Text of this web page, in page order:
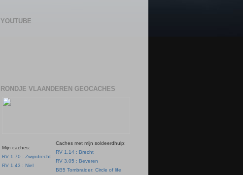
YOUTUBE
RONDJE VLAANDEREN GEOCACHES
Mijn caches:
RV 1.70 : Zwijndrecht
RV 1.43 : Niel
Caches met mijn soldeerdhulp:
RV 1.14 : Brecht
RV 3.05 : Beveren
BB5 Tombraider: Circle of life